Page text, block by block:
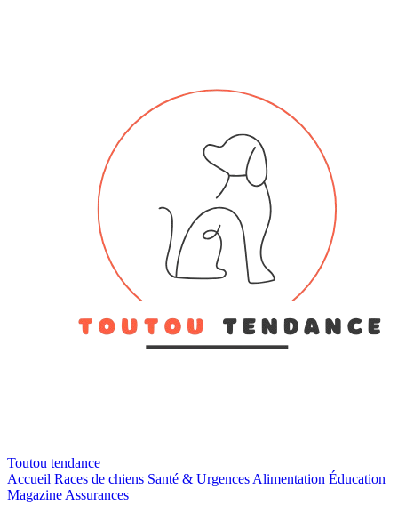
Toutou tendance
Accueil Races de chiens Santé & Urgences Alimentation Éducation
Magazine Assurances